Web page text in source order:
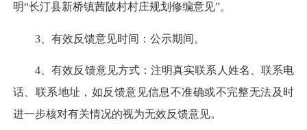
明“长汀县新桥镇茜陂村村庄规划修编意见”。
3、有效反馈意见时间：公示期间。
4、有效反馈意见方式：注明真实联系人姓名、联系电
话、联系地址，如反馈意见信息不准确或不完整无法及时
进一步核对有关情况的视为无效反馈意见。